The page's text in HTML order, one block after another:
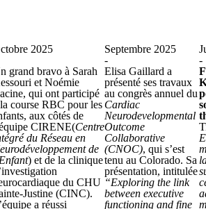
2025
grand bravo à Sarah
et Noémie
qui ont participé
course RBC pour les
aux côtés de
CIRENE(Centre
du Réseau en
de
) et de la clinique
du CHU
Justine (CINC).
a réussi
Septembre 2025
-
Elisa Gaillard a
présenté ses travaux
au congrès annuel du
Cardiac
Neurodevelopmental
Outcome
Collaborative
(CNOC), qui s’est
tenu au Colorado. Sa
présentation, intitulée
“Exploring the link
between executive
functioning and fine
-